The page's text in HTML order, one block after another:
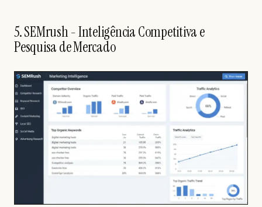
5. SEMrush - Inteligência Competitiva e
Pesquisa de Mercado